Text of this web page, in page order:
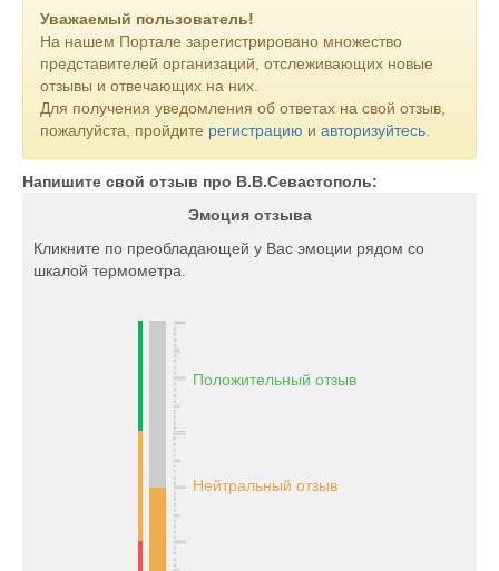
Уважаемый пользователь!
На нашем Портале зарегистрировано множество
представителей организаций, отслеживающих новые
отзывы и отвечающих на них.
Для получения уведомления об ответах на свой отзыв,
пожалуйста, пройдите регистрацию и авторизуйтесь
Напишите свой отзыв про В.В.Севастополь:
Эмоция отзыва
Кликните по преобладающей у Вас эмоции рядом со
шкалой термометра.
Положительный отзыв
Нейтральный отзыв